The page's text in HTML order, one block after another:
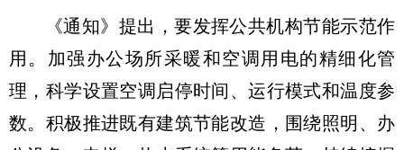
《通知》提出，要发挥公共机构节能示范作
用。加强办公场所采暖和空调用电的精细化管
理，科学设置空调启停时间、运行模式和温度参
数。积极推进既有建筑节能改造，围绕照明、办